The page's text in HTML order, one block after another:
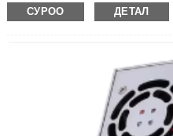
Добуш: AC220V
Чыгуучу вал жолу: эксцентралдык
Жылуулоо классы: E классы
СУРОО ДЕТАЛ